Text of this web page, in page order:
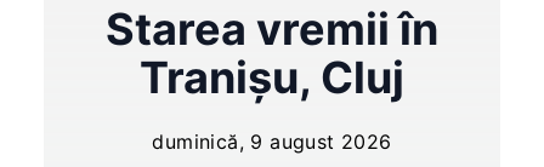
Starea vremii în
Tranişu, Cluj
duminică, 9 august 2026